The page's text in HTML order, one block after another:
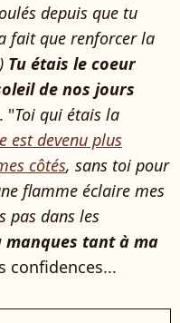
depuis que tu
fait que renforcer la
Tu étais le coeur
de nos jours
"Toi qui étais la
est devenu plus
côtés, sans toi pour
flamme éclaire mes
pas dans les
manques tant à ma
confidences...